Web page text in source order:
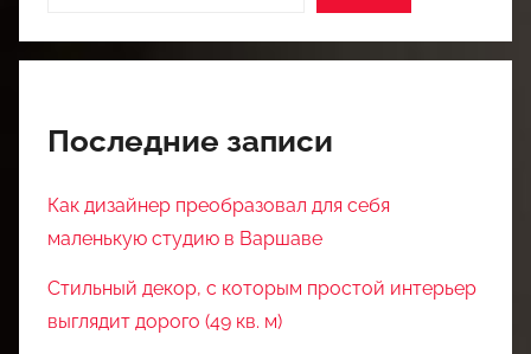
Последние записи
Как дизайнер преобразовал для себя
маленькую студию в Варшаве
Стильный декор, с которым простой интерьер
выглядит дорого (49 кв. м)